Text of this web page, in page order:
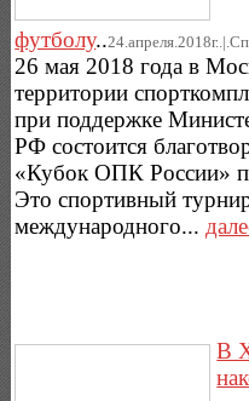
футболу..
26 мая 2018 года в
территории
при поддержке
РФ состоится
«Кубок ОПК России»
Это спортивный
международного...
В